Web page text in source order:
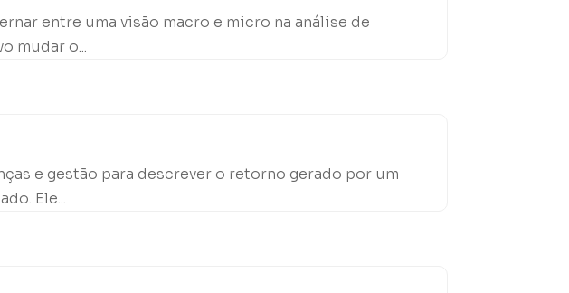
entre uma visão macro e micro na análise de
mudar o...
e gestão para descrever o retorno gerado por um
Ele...